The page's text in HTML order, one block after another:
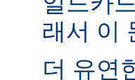
래서 이
더 유연